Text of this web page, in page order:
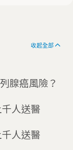
收起全部
腺癌風險？
人送醫
日本上千人送醫